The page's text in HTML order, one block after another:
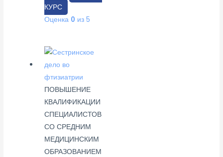
КУРС
Оценка 0 из 5
ПОВЫШЕНИЕ
КВАЛИФИКАЦИИ
СПЕЦИАЛИСТОВ
СО СРЕДНИМ
МЕДИЦИНСКИМ
ОБРАЗОВАНИЕМ